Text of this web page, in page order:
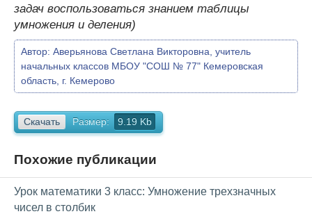
задач воспользоваться знанием таблицы
умножения и деления)
Автор: Аверьянова Светлана Викторовна, учитель
начальных классов МБОУ "СОШ № 77" Кемеровская
область, г. Кемерово
Скачать Размер: 9.19 Kb
Похожие публикации
Урок математики 3 класс: Умножение трехзначных
чисел в столбик